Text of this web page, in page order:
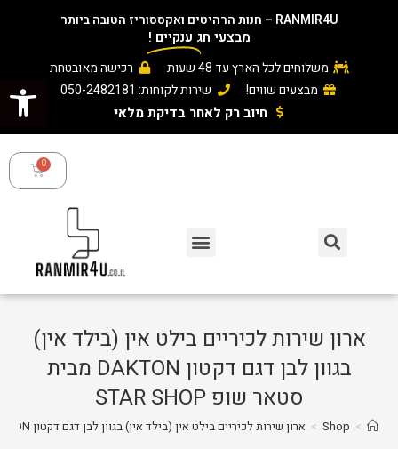
פתח סרגל נגישות
RANMIR4U – חנות הרהיטים ואקססוריז הטובה ביותר
מבצעי חג ענקיים !
משלוחים לכל הארץ עד 48 שעות
רכישה מאובטחת
מבצעים שווים!
שירות לקוחות: 050-2482181
חיוב רק לאחר בדיקת מלאי ​
ארון שירות לכיריים בילט אין (בילד אין)
בגוון לבן דגם דקטון DAKTON מבית
סטאר שופ STAR SHOP
>
Shop
> ארון שירות לכיריים בילט אין (בילד אין) בגוון לבן דגם דקטון DAKTON מבית סטאר שופ STAR SHOP